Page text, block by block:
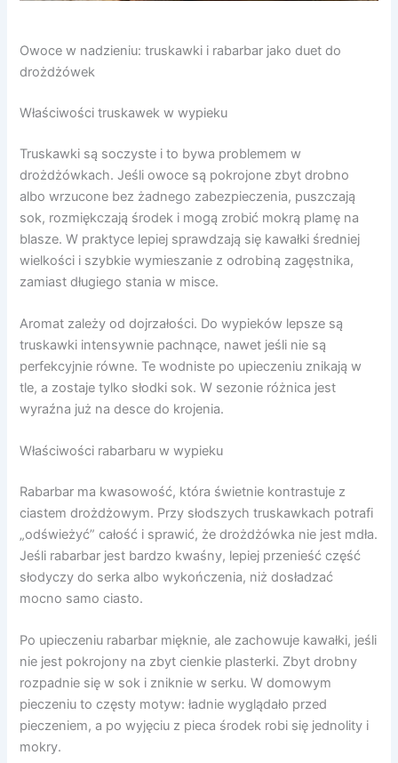
Owoce w nadzieniu: truskawki i rabarbar jako duet do
drożdżówek
Właściwości truskawek w wypieku
Truskawki są soczyste i to bywa problemem w
drożdżówkach. Jeśli owoce są pokrojone zbyt drobno
albo wrzucone bez żadnego zabezpieczenia, puszczają
sok, rozmiękczają środek i mogą zrobić mokrą plamę na
blasze. W praktyce lepiej sprawdzają się kawałki średniej
wielkości i szybkie wymieszanie z odrobiną zagęstnika,
zamiast długiego stania w misce.
Aromat zależy od dojrzałości. Do wypieków lepsze są
truskawki intensywnie pachnące, nawet jeśli nie są
perfekcyjnie równe. Te wodniste po upieczeniu znikają w
tle, a zostaje tylko słodki sok. W sezonie różnica jest
wyraźna już na desce do krojenia.
Właściwości rabarbaru w wypieku
Rabarbar ma kwasowość, która świetnie kontrastuje z
ciastem drożdżowym. Przy słodszych truskawkach potrafi
„odświeżyć” całość i sprawić, że drożdżówka nie jest mdła.
Jeśli rabarbar jest bardzo kwaśny, lepiej przenieść część
słodyczy do serka albo wykończenia, niż dosładzać
mocno samo ciasto.
Po upieczeniu rabarbar mięknie, ale zachowuje kawałki, jeśli
nie jest pokrojony na zbyt cienkie plasterki. Zbyt drobny
rozpadnie się w sok i zniknie w serku. W domowym
pieczeniu to częsty motyw: ładnie wyglądało przed
pieczeniem, a po wyjęciu z pieca środek robi się jednolity i
mokry.